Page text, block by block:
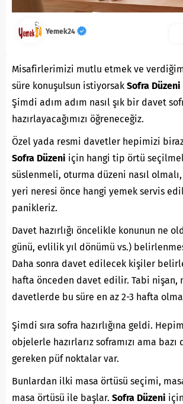
Yemek24
Misafirlerimizi mutlu etmek ve
süre konuşulsun istiyorsak Sofra Düzeni
Şimdi adım adım nasıl şık bir davet
hazırlayacağımızı öğreneceğiz.
Özel yada resmi davetler hepimizi
Sofra Düzeni için hangi tip örtü
süslenmeli, oturma düzeni nasıl olmalı,
yeri neresi önce hangi yemek servis
panikleriz.
Davet hazırlığı öncelikle konunun ne
günü, evlilik yıl dönümü vs.)
Daha sonra davet edilecek kişiler
hafta önceden davet edilir. Tabi nişan,
davetlerde bu süre en az 2-3 hafta
Şimdi sıra sofra hazırlığına geldi.
objelerle hazırlarız soframızı ama
gereken püf noktalar var.
Bunlardan ilki masa örtüsü seçimi,
masa örtüsü ile başlar. Sofra Düzeni